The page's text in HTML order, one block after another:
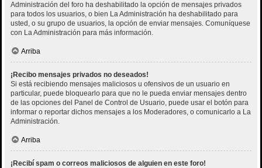
Administración del foro ha deshabilitado la opción de mensajes privados
para todos los usuarios, o bien La Administración ha deshabilitado para
usted, o su grupo de usuarios, la opción de enviar mensajes. Comuníquese
con La Administración para más información.
Arriba
¡Recibo mensajes privados no deseados!
Si está recibiendo mensajes maliciosos u ofensivos de un usuario en
particular, puede bloquearlo para que no le pueda enviar mensajes dentro
de las opciones del Panel de Control de Usuario, puede usar el botón para
informar o reportar dichos mensajes a los Moderadores, o comunicarlo a La
Administración.
Arriba
¡Recibí spam o correos maliciosos de alguien en este foro!